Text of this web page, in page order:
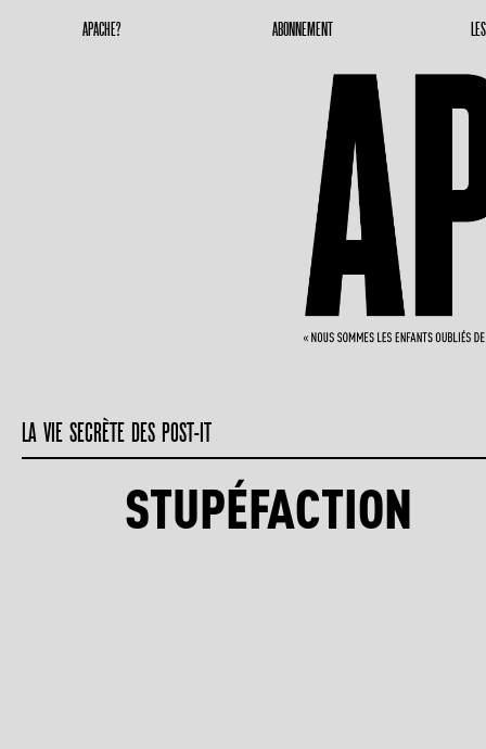
APACHE? ABONNEMENT
LA VIE SECRÈTE DES POST-IT
STUPÉFACTION